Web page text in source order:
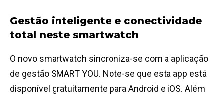
Gestão inteligente e conectividade
total neste smartwatch
O novo smartwatch sincroniza-se com a aplicação
de gestão SMART YOU. Note-se que esta app está
disponível gratuitamente para Android e iOS. Além